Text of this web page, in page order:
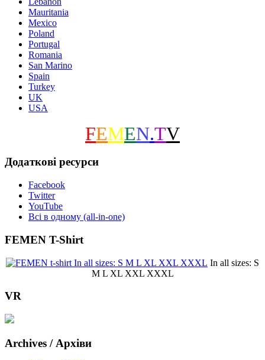
Mauritania
Mexico
Poland
Portugal
Romania
San Marino
Spain
Turkey
UK
USA
FEMEN.TV
Додаткові ресурси
Facebook
Twitter
YouTube
Всі в одному (all-in-one)
FEMEN T-Shirt
In all sizes: S
M L XL XXL XXXL
VR
Archives / Архіви